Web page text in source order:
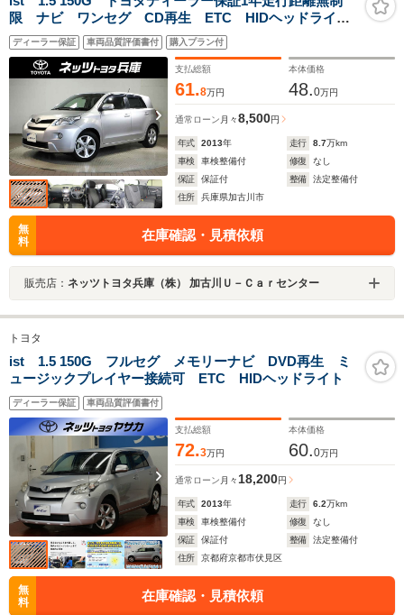
ートヒーター
限 ナビ ワンセグ CD再生 ETC HIDヘッドライ
ト 純正アルミホイール ワンオーナー
ディーラー保証 車両品質評価書付 購入プラン付
支払総額
61.8万円
本体価格
48.0万円
通常ローン 月々8,500円
年式 2013年 走行 8.7万km
車検
車検整備付 修復
なし
保証
保証付 整備
法定整備付
住所
兵庫県加古川市
無
料
在庫確認・見積依頼
販売店： ネッツトヨタ兵庫（株） 加古川Ｕ－Ｃａｒセンター
トヨタ
ist 1.5 150G フルセグ メモリーナビ DVD再生 ミ
ュージックプレイヤー接続可 ETC HIDヘッドライト
ディーラー保証 車両品質評価書付
支払総額
72.3万円
本体価格
60.0万円
通常ローン 月々 18,200円
年式 2013年 走行 6.2万km
車検
車検整備付 修復
なし
保証
保証付 整備
法定整備付
住所
京都府京都市伏見区
無
料
在庫確認・見積依頼